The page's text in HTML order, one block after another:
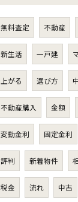
無料査定 不動産
新生活 一戸建
上がる 選び方
不動産購入 金額
変動金利 固定金利
評判 新着物件
税金 流れ 中古